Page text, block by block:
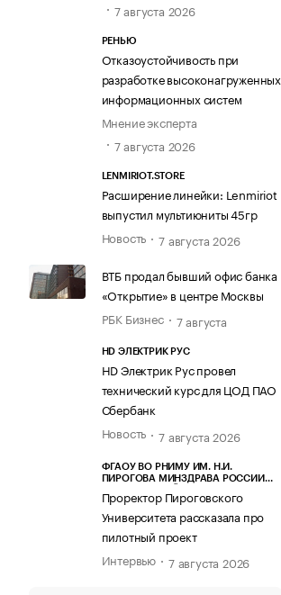
7 августа 2026
РЕНЬЮ
Отказоустойчивость при
разработке высоконагруженных
информационных систем
Мнение эксперта
7 августа 2026
LENMIRIOT.STORE
Расширение линейки: Lenmiriot
выпустил мультиюниты 45гр
Новость
7 августа 2026
ВТБ продал бывший офис банка
«Открытие» в центре Москвы
РБК Бизнес
7 августа
HD ЭЛЕКТРИК РУС
HD Электрик Рус провел
технический курс для ЦОД ПАО
Сбербанк
Новость
7 августа 2026
ФГАОУ ВО РНИМУ ИМ. Н.И.
ПИРОГОВА МИНЗДРАВА РОССИИ
Проректор Пироговского
Университета рассказала про
пилотный проект
Интервью
7 августа 2026